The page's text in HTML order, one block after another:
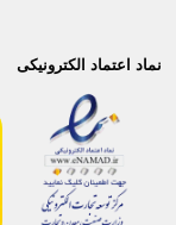
نماد اعتماد الکترونیکی